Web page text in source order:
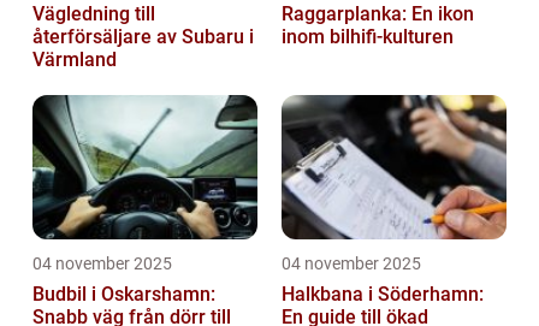
Vägledning till
återförsäljare av Subaru i
Värmland
Raggarplanka: En ikon
inom bilhifi-kulturen
04 november 2025
Budbil i Oskarshamn:
Snabb väg från dörr till
04 november 2025
Halkbana i Söderhamn:
En guide till ökad